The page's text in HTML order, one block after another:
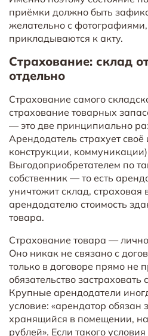
приёмки должно быть
желательно с
прикладываются к акту.
Страхование: склад
отдельно
Страхование самого
страхование товарных
— это две принципиально
Арендодатель страхует
конструкции,
Выгодоприобретателем по
собственник — то есть
уничтожит склад, страховая
арендодателю стоимость
товара.
Страхование товара —
Оно никак не связано с
только в договоре прямо не
обязательство
Крупные арендодатели
условие: «арендатор обязан
хранящийся в помещении,
рублей». Если такого